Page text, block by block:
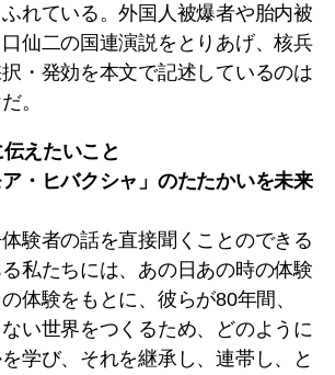
れている。外国人被爆者や胎内被
仙二の国連演説をとりあげ、核兵
・発効を本文で記述しているのは
。
えたいこと
・ヒバクシャ」のたたかいを未来
験者の話を直接聞くことのできる
私たちには、あの日あの時の体験
体験をもとに、彼らが80年間、
い世界をつくるため、どのように
学び、それを継承し、連帯し、と